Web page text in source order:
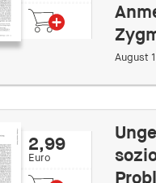
August
2,99
Euro